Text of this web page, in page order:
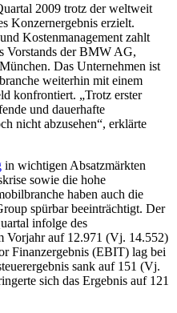
2009 trotz der weltweit
Konzernergebnis erzielt.
Kostenmanagement zahlt
Vorstands der BMW AG,
Das Unternehmen ist
weiterhin mit einem
konfrontiert. „Trotz erster
und dauerhafte
nicht abzusehen“, erklärte
in wichtigen Absatzmärkten
sowie die hohe
haben auch die
spürbar beeinträchtigt. Der
infolge des
Vorjahr auf 12.971 (Vj. 14.552)
Finanzergebnis (EBIT) lag bei
sank auf 151 (Vj.
sich das Ergebnis auf 121